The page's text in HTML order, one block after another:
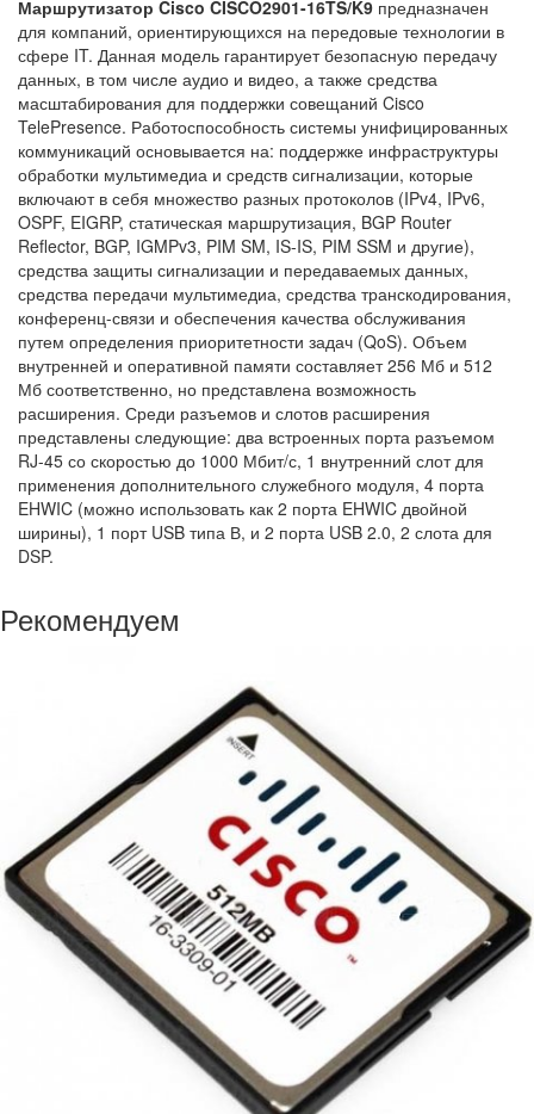
Маршрутизатор Cisco CISCO2901-16TS/K9 предназначен
для компаний, ориентирующихся на передовые технологии в
сфере IT. Данная модель гарантирует безопасную передачу
данных, в том числе аудио и видео, а также средства
масштабирования для поддержки совещаний Cisco
TelePresence. Работоспособность системы унифицированных
коммуникаций основывается на: поддержке инфраструктуры
обработки мультимедиа и средств сигнализации, которые
включают в себя множество разных протоколов (IPv4, IPv6,
OSPF, EIGRP, статическая маршрутизация, BGP Router
Reflector, BGP, IGMPv3, PIM SM, IS-IS, PIM SSM и другие),
средства защиты сигнализации и передаваемых данных,
средства передачи мультимедиа, средства транскодирования,
конференц-связи и обеспечения качества обслуживания
путем определения приоритетности задач (QoS). Объем
внутренней и оперативной памяти составляет 256 Мб и 512
Мб соответственно, но представлена возможность
расширения. Среди разъемов и слотов расширения
представлены следующие: два встроенных порта разъемом
RJ-45 со скоростью до 1000 Мбит/с, 1 внутренний слот для
применения дополнительного служебного модуля, 4 порта
EHWIC (можно использовать как 2 порта EHWIC двойной
ширины), 1 порт USB типа В, и 2 порта USB 2.0, 2 слота для
DSP.
Рекомендуем